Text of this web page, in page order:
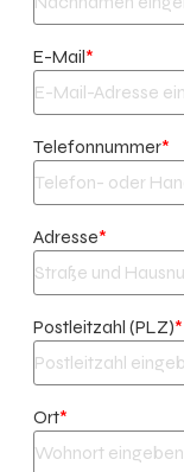
E-Mail*
Telefonnummer*
Adresse*
Postleitzahl (PLZ)*
Ort*